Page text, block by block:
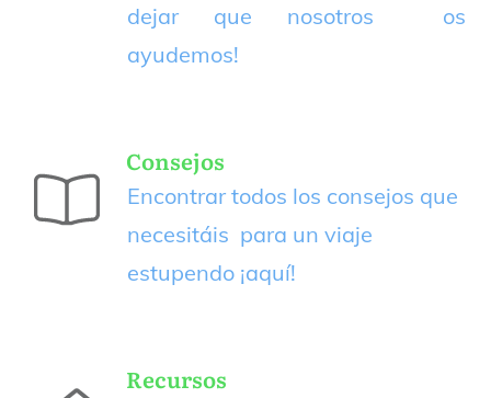
dejar que nosotros os
ayudemos!
Consejos
Encontrar todos los consejos que
necesitáis para un viaje
estupendo ¡aquí!
Recursos